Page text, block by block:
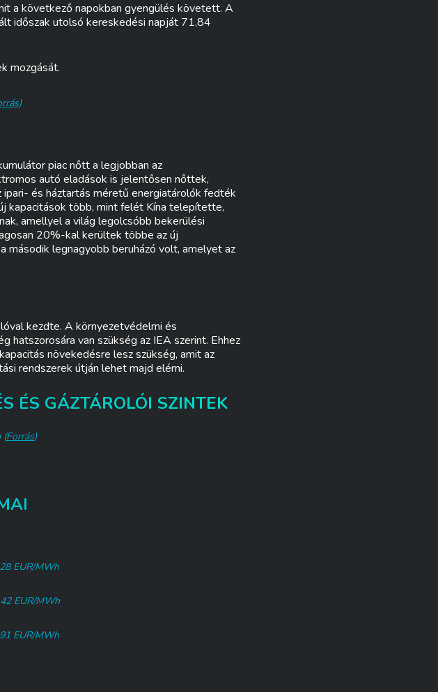
a következő napokban gyengülés követett. A
időszak utolsó kereskedési napját 71,84
mozgását.
)
piac nőtt a legjobban az
autó eladások is jelentősen nőttek,
és háztartás méretű energiatárolók fedték
kapacitások több, mint felét Kína telepítette,
amellyel a világ legolcsóbb bekerülési
20%-kal kerültek többe az új
második legnagyobb beruházó volt, amelyet az
kezdte. A környezetvédelmi és
hatszorosára van szükség az IEA szerint. Ehhez
növekedésre lesz szükség, amit az
rendszerek útján lehet majd elérni.
ÉS GÁZTÁROLÓI SZINTEK
(Forrás)
EUR/MWh
EUR/MWh
EUR/MWh